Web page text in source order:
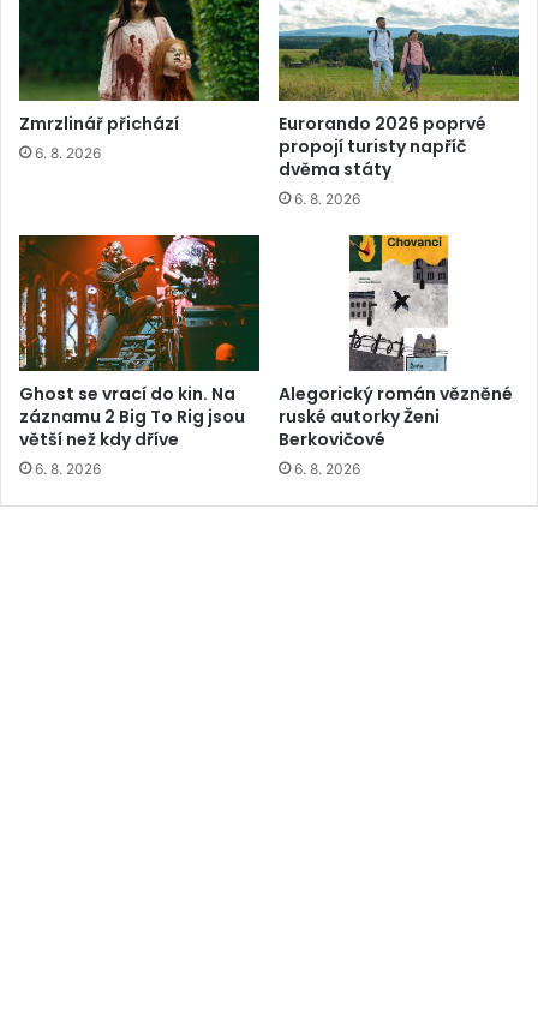
Zmrzlinář přichází
6. 8. 2026
Eurorando 2026 poprvé
propojí turisty napříč
dvěma státy
6. 8. 2026
Ghost se vrací do kin. Na
záznamu 2 Big To Rig jsou
větší než kdy dříve
6. 8. 2026
Alegorický román vězněné
ruské autorky Ženi
Berkovičové
6. 8. 2026